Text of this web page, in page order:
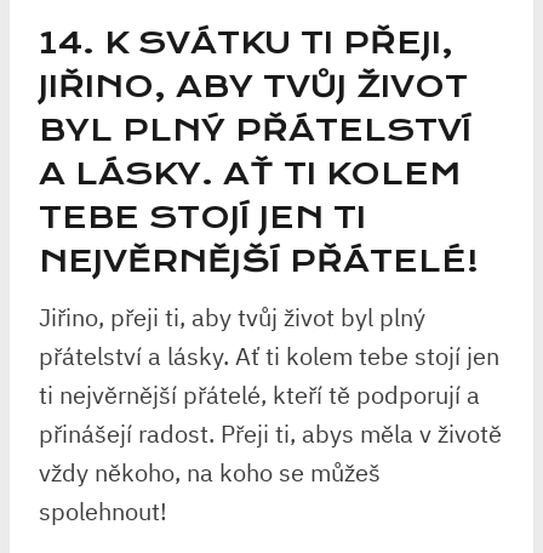
14. K SVÁTKU TI PŘEJI,
JIŘINO, ABY TVŮJ ŽIVOT
BYL PLNÝ PŘÁTELSTVÍ
A LÁSKY. AŤ TI KOLEM
TEBE STOJÍ JEN TI
NEJVĚRNĚJŠÍ PŘÁTELÉ!
Jiřino, přeji ti, aby tvůj život byl plný
přátelství a lásky. Ať ti kolem tebe stojí jen
ti nejvěrnější přátelé, kteří tě podporují a
přinášejí radost. Přeji ti, abys měla v životě
vždy někoho, na koho se můžeš
spolehnout!